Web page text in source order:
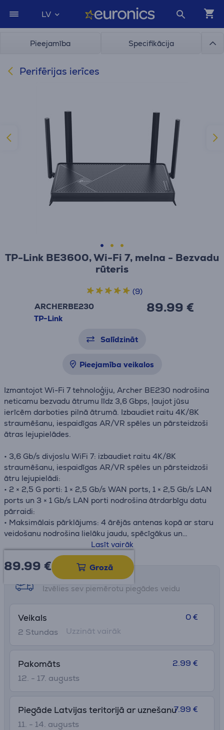
LV
Pieejamība Specifikācija
Perifērijas ierīces
TP-Link BE3600, Wi-Fi 7, melna - Bezvadu
rūteris
ARCHERBE230
TP-Link
89.99 €
(9)
Salīdzināt
Pieejamība veikalos
Izmantojot Wi-Fi 7 tehnoloģiju, Archer BE230 nodrošina
neticamu bezvadu ātrumu līdz 3,6 Gbps, ļaujot jūsu
ierīcēm darboties pilnā ātrumā. Izbaudiet raitu 4K/8K
straumēšanu, iespaidīgas AR/VR spēles un pārsteidzoši
ātras lejupielādes.
• 3,6 Gb/s divjoslu WiFi 7: izbaudiet raitu 4K/8K
straumēšanu, iespaidīgas AR/VR spēles un pārsteidzoši
ātru lejupielādi:
• 2 × 2,5 G porti: 1 × 2,5 Gb/s WAN ports, 1 × 2,5 Gb/s LAN
ports un 3 × 1 Gb/s LAN porti nodrošina ātrdarbīgu datu
pārraidi:
• Maksimālais pārklājums: 4 ārējās antenas kopā ar staru
veidošanu nodrošina lielāku jaudu, spēcīgākus un
uzticamākus savienojumus un mazāku traucējumu:
• EasyMesh savietojamība: darbojas ar EasyMesh
rūteriem un diapazona paplašinātājiem, lai izveidotu
nevainojamu mājas tīklu, novēršot signāla kritumus un
kavēšanos, pārvietojoties starp signāliem.
• TP-Link HomeShield: uzlabota drošība aizsargā pret
jaunākajiem kiberdraudiem:
Lasīt vairāk
89.99 € Grozā
Saņemšanas iespējas
Izvēlies sev piemērotu piegādes veidu
Veikals
2 Stundas
0 €
Uzzināt vairāk
Pakomāts
12. - 17. augusts
2.99 €
Piegāde Latvijas teritorijā ar uznešanu
11. - 14. augusts
7.99 €